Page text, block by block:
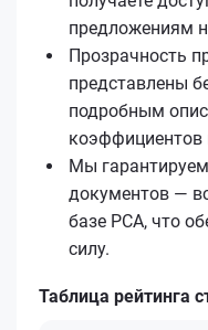
предложениям
Прозрачность
представлены
подробным
Мы
документов —
базе РСА, что
силу.
Таблица рейтинга